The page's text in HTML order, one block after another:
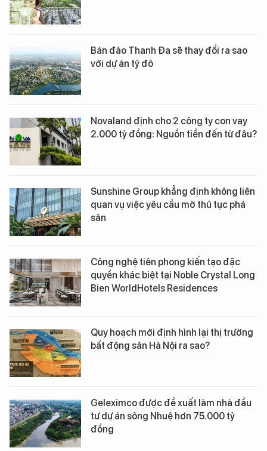
Bán đảo Thanh Đa sẽ thay đổi ra sao
với dự án tỷ đô
Novaland định cho 2 công ty con vay
2.000 tỷ đồng: Nguồn tiền đến từ đâu?
Sunshine Group khẳng định không liên
quan vụ việc yêu cầu mở thủ tục phá
sản
Công nghệ tiên phong kiến tạo đặc
quyền khác biệt tại Noble Crystal Long
Bien WorldHotels Residences
Quy hoạch mới định hình lại thị trường
bất động sản Hà Nội ra sao?
Geleximco được đề xuất làm nhà đầu
tư dự án sông Nhuệ hơn 75.000 tỷ
đồng